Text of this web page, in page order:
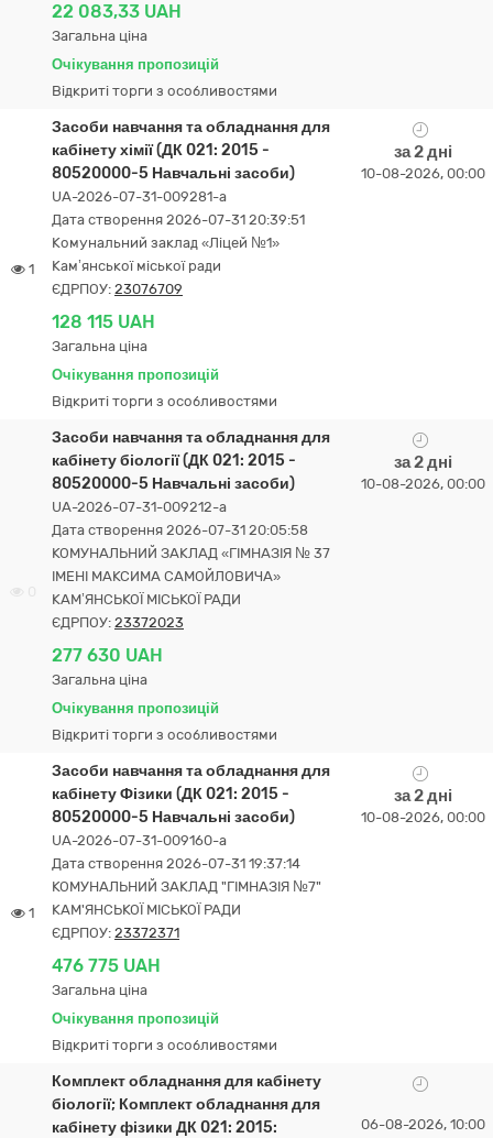
22 083,33 UAH
Загальна ціна
Очікування пропозицій
Відкриті торги з особливостями
1
Засоби навчання та обладнання для
кабінету хімії (ДК 021: 2015 -
80520000-5 Навчальні засоби)
UA-2026-07-31-009281-a
Дата створення 2026-07-31 20:39:51
Комунальний заклад «Ліцей №1»
Кам’янської міської ради
ЄДРПОУ: 23076709
128 115 UAH
Загальна ціна
Очікування пропозицій
Відкриті торги з особливостями
за 2 дні
10-08-2026, 00:00
Засоби навчання та обладнання для
кабінету біології (ДК 021: 2015 -
80520000-5 Навчальні засоби)
UA-2026-07-31-009212-a
Дата створення 2026-07-31 20:05:58
КОМУНАЛЬНИЙ ЗАКЛАД «ГІМНАЗІЯ № 37
ІМЕНІ МАКСИМА САМОЙЛОВИЧА»
КАМ’ЯНСЬКОЇ МІСЬКОЇ РАДИ
ЄДРПОУ: 23372023
277 630 UAH
Загальна ціна
Очікування пропозицій
Відкриті торги з особливостями
за 2 дні
10-08-2026, 00:00
1
Засоби навчання та обладнання для
кабінету Фізики (ДК 021: 2015 -
80520000-5 Навчальні засоби)
UA-2026-07-31-009160-a
Дата створення 2026-07-31 19:37:14
КОМУНАЛЬНИЙ ЗАКЛАД "ГІМНАЗІЯ №7"
КАМ'ЯНСЬКОЇ МІСЬКОЇ РАДИ
ЄДРПОУ: 23372371
476 775 UAH
Загальна ціна
Очікування пропозицій
Відкриті торги з особливостями
за 2 дні
10-08-2026, 00:00
Комплект обладнання для кабінету
біології; Комплект обладнання для
кабінету фізики ДК 021: 2015:
06-08-2026, 10:00